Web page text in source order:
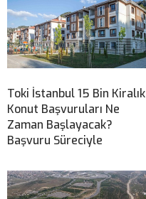
Toki İstanbul 15 Bin Kiralık
Konut Başvuruları Ne
Zaman Başlayacak?
Başvuru Süreciyle